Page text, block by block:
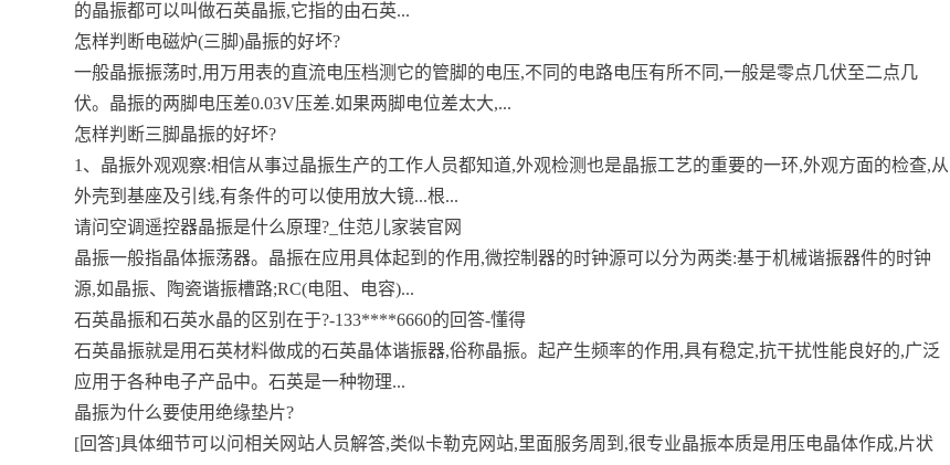
的晶振都可以叫做石英晶振,它指的由石英...
怎样判断电磁炉(三脚)晶振的好坏?
一般晶振振荡时,用万用表的直流电压档测它的管脚的电压,不同的电路电压有所不同,一般是零点几伏至二点几
伏。晶振的两脚电压差0.03V压差.如果两脚电位差太大,...
怎样判断三脚晶振的好坏?
1、晶振外观观察:相信从事过晶振生产的工作人员都知道,外观检测也是晶振工艺的重要的一环,外观方面的检查,从
外壳到基座及引线,有条件的可以使用放大镜...根...
请问空调遥控器晶振是什么原理?_住范儿家装官网
晶振一般指晶体振荡器。晶振在应用具体起到的作用,微控制器的时钟源可以分为两类:基于机械谐振器件的时钟
源,如晶振、陶瓷谐振槽路;RC(电阻、电容)...
石英晶振和石英水晶的区别在于?-133****6660的回答-懂得
石英晶振就是用石英材料做成的石英晶体谐振器,俗称晶振。起产生频率的作用,具有稳定,抗干扰性能良好的,广泛
应用于各种电子产品中。石英是一种物理...
晶振为什么要使用绝缘垫片?
[回答]具体细节可以问相关网站人员解答,类似卡勒克网站,里面服务周到,很专业晶振本质是用压电晶体作成,片状